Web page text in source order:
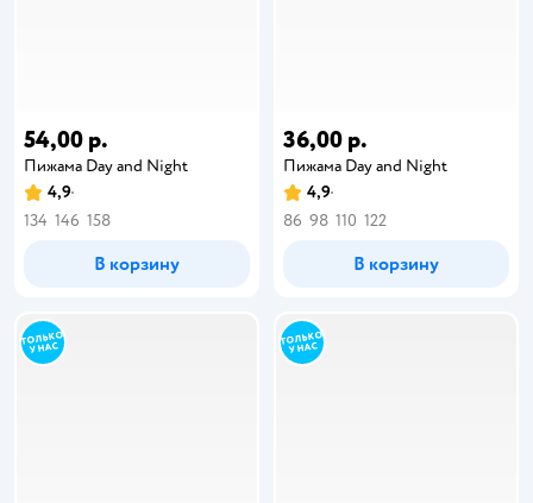
54,00 р.
Пижама Day and Night
4,9
134 146 158
В корзину
36,00 р.
Пижама Day and Night
4,9
86 98 110 122
В корзину